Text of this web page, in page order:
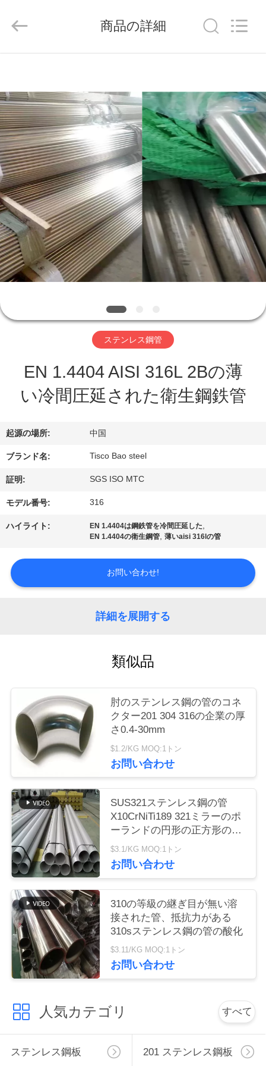
製
品
動
画
私
た
ち
に
品
質
問
い
合
せ
ニ
ュ
ー
ス
引
用
要
求
2026
Shandong
Product
商品の詳細
ステンレス鋼管
EN 1.4404 AISI 316L 2Bの薄
い冷間圧延された衛生鋼鉄管
起源の場所: 中国
ブランド名: Tisco Bao steel
証明: SGS ISO MTC
モデル番号: 316
ハイライト: EN 1.4404は鋼鉄管を冷間圧延した,
EN 1.4404の衛生鋼管,薄いaisi 316lの管
お問い合わせ!
詳細を展開する
類似品
肘のステンレス鋼の管のコネ
クター201 304 316の企業の厚
さ0.4-30mm
$1.2/KG MOQ:1トン
お問い合わせ
SUS321ステンレス鋼の管
X10CrNiTi189 321ミラーのポ
ーランドの円形の正方形の長
方形
$3.1/KG MOQ:1トン
お問い合わせ
310の等級の継ぎ目が無い溶
接された管、抵抗力がある
310sステンレス鋼の管の酸化
$3.11/KG MOQ:1トン
お問い合わせ
人気カテゴリ すべて
ステンレス鋼板 201 ステンレス鋼板